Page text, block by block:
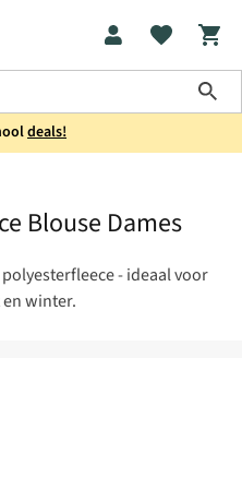
deals!
Blouse Dames
- ideaal voor
winter.